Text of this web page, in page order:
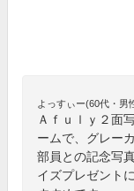
よっすぃー(60代・男
Ａｆｕｌｙ２面
ームで、グレー
部員との記念写
イズプレゼント